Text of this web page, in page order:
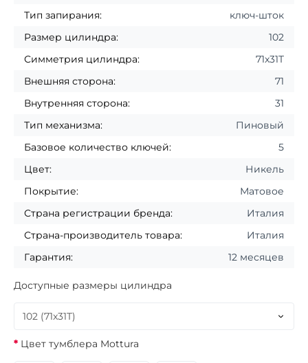
Тип запирания:
ключ-шток
Размер цилиндра:
102
Симметрия цилиндра:
71x31T
Внешняя сторона:
71
Внутренняя сторона:
31
Тип механизма:
Пиновый
Базовое количество ключей:
5
Цвет:
Никель
Покрытие:
Матовое
Страна регистрации бренда:
Италия
Страна-производитель товара:
Италия
Гарантия:
12 месяцев
Доступные размеры цилиндра
Цвет тумблера Mottura